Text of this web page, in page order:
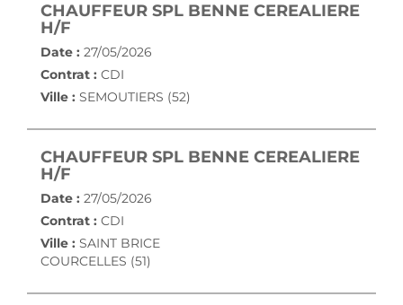
CHAUFFEUR SPL BENNE CEREALIERE
H/F
Date : 27/05/2026
Contrat : CDI
Ville : SEMOUTIERS (52)
CHAUFFEUR SPL BENNE CEREALIERE
H/F
Date : 27/05/2026
Contrat : CDI
Ville : SAINT BRICE
COURCELLES (51)